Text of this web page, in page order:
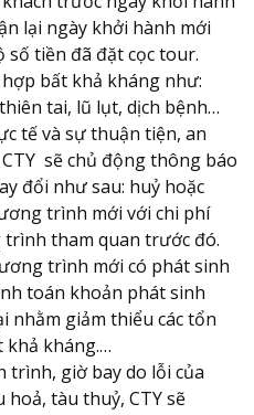
lại ngày khởi hành mới
tiền đã đặt cọc tour.
bất khả kháng như:
tai, lũ lụt, dịch bệnh…
tế và sự thuận tiện, an
sẽ chủ động thông báo
đổi như sau: huỷ hoặc
trình mới với chi phí
tham quan trước đó.
trình mới có phát sinh
toán khoản phát sinh
nhằm giảm thiểu các tổn
khả kháng.…
trình, giờ bay do lỗi của
tàu thuỷ, CTY sẽ